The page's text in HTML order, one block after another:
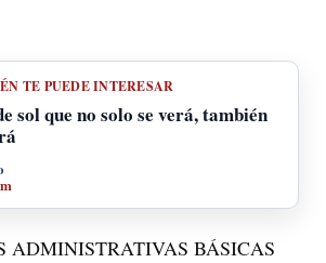
TE PUEDE INTERESAR
sol que no solo se verá, también
ADMINISTRATIVAS BÁSICAS